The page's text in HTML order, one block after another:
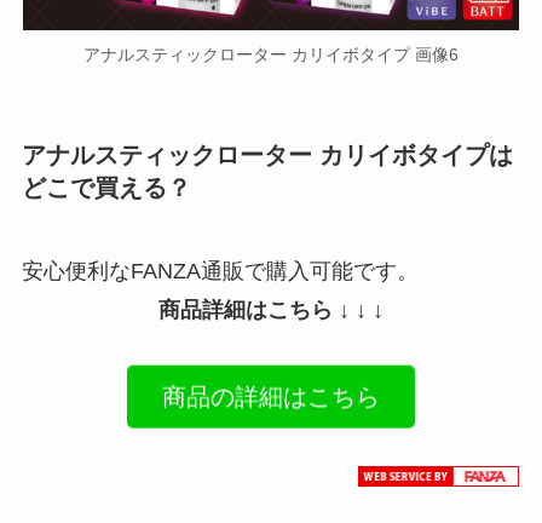
アナルスティックローター カリイボタイプ 画像6
アナルスティックローター カリイボタイプは
どこで買える？
安心便利なFANZA通販で購入可能です。
商品詳細はこちら ↓ ↓ ↓
商品の詳細はこちら